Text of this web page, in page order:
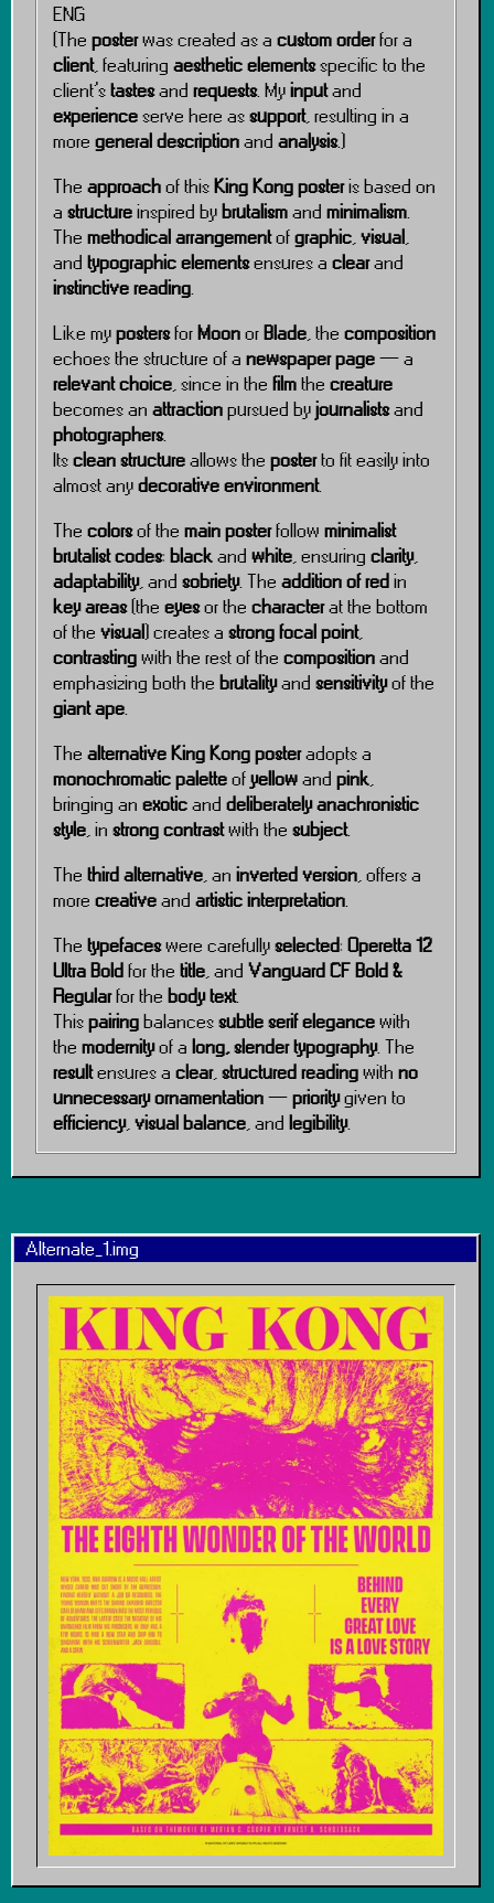
ENG
(The posterwas created as a custom orderfor a
client, featuring aesthetic elementsspecific to the
client’stastesand requests. Myinputand
experienceserve here assupport, resulting in a
more general descriptionand analysis.)
The approachof thisKing Kong posteris based on
a structureinspired bybrutalismand minimalism.
The methodical arrangementofgraphic,visual,
and typographic elementsensures a clearand
instinctive reading.
Like mypostersforMoonorBlade, the composition
echoes the structure of a newspaper page— a
relevant choice, since in the filmthe creature
becomes an attractionpursued byjournalistsand
photographers.
Itsclean structureallows the posterto fit easily into
almost anydecorative environment.
The colorsof the main posterfollow minimalist
brutalist codes: blackand white, ensuring clarity,
adaptability, and sobriety. The addition of redin
key areas(the eyesor the characterat the bottom
of the visual) creates a strong focal point,
contrastingwith the rest of the compositionand
emphasizing both the brutalityand sensitivityof the
giant ape.
The alternative King Kong posteradopts a
monochromatic paletteofyellowand pink,
bringing an exoticand deliberately anachronistic
style, in strong contrastwith the subject.
The third alternative, an inverted version, offers a
more creativeand artistic interpretation.
The typefaceswere carefullyselected: Operetta 12
Ultra Boldfor the title, and Vanguard CF Bold &
Regularfor the body text.
Thispairingbalancessubtle serif elegancewith
the modernityof a long, slender typography. The
resultensures a clear,structured readingwith no
unnecessary ornamentation—prioritygiven to
efficiency,visual balance, and legibility.
Alternate_1.img